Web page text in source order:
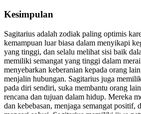
Kesimpulan
Sagitarius adalah zodiak paling optimis
kemampuan luar biasa dalam menyikapi
yang tinggi, dan selalu melihat sisi baik
memiliki semangat yang tinggi dalam
menyebarkan keberanian kepada orang
menjalin hubungan. Sagitarius juga
pada diri sendiri, suka membantu orang
rencana dan tujuan dalam hidup. Mereka
dan kebebasan, menjaga semangat positif,